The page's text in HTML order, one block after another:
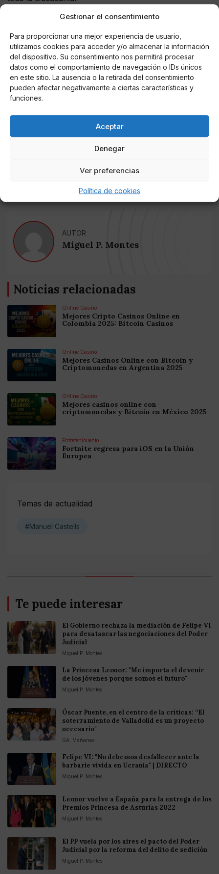
Gestionar el consentimiento
Para proporcionar una mejor experiencia de usuario,
utilizamos cookies para acceder y/o almacenar la información
del dispositivo. Su consentimiento nos permitirá procesar
datos como el comportamiento de navegación o IDs únicos
en este sitio. La ausencia o la retirada del consentimiento
pueden afectar negativamente a ciertas características y
funciones.
Aceptar
Denegar
Ver preferencias
Política de cookies
La prioridad del Ministerio de Universidades con esta
progresiva del personal docente e investigador y
combatir la precariedad laboral.
Este documento pasará por una segunda ronda de
conversación, debate y trabajo con los diferentes
actores de la comunidad universitaria previo a su
alcanzar el mejor estatuto de personal docente e
investigador que haya tenido la universidad española y
de esta manera sentar las bases de un modelo de
precariedad y equipare derechos y deberes entre el
AUTOR
Miguel P. Montes
Noticias relacionadas
Online Casino
Mejores Cripto Casinos Online en
Colombia 2025: Bitcoin Casinos
Online Casino
Mejores Casinos Online con Bitcoin y
Criptomonedas en Argentina 2025
Online Casino
Mejores casinos online con
criptomonedas y Bitcoin en México 2025
Entretenimiento
Fortnite regresa para iOS en la Unión
Europea
Temas de actualidad
#Manuel Castells
Te puede interesar
El Gobierno rechaza la mediación de Felipe VI
para desatascar las negociaciones del Poder
Judicial
Miguel P. Montes
La Princesa Leonor: "Me importa el devenir
de los jóvenes porque somos el futuro"
Miguel P. Montes
Óscar Puente, en el centro de la críticas: “El
soterramiento de Valladolid es un proyecto
necesario"
GA. Mañanes
Felipe VI: "No debemos desfallecer ante la
barbarie vivida en Ucrania" | DIRECTO
Miguel P. Montes
Leonor vuelve a España para la entrega de los
Premios Princesa de Asturias 2022
Miguel P. Montes
El PP vuela por los aires el pacto del Poder
Judicial por la reforma del delito de sedición
Miguel P. Montes